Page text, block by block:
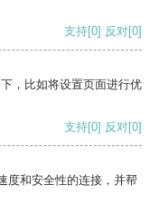
支持[0] 反对[0]
，比如将设置页面进行优
支持[0] 反对[0]
度和安全性的连接，并帮